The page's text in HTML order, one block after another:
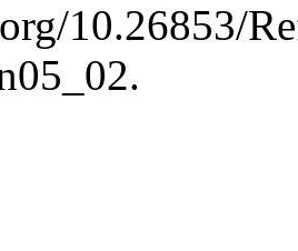
10.26853/